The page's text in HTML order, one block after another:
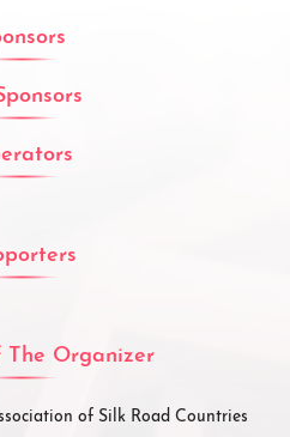
The Organizer
of Silk Road Countries